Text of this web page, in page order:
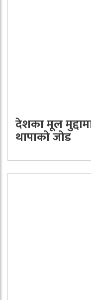
देशका मूल
थापाको जोड